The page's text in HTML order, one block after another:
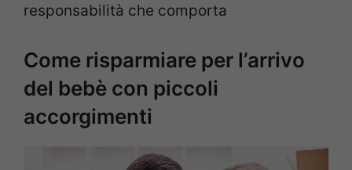
responsabilità che comporta
Come risparmiare per l’arrivo
del bebè con piccoli
accorgimenti